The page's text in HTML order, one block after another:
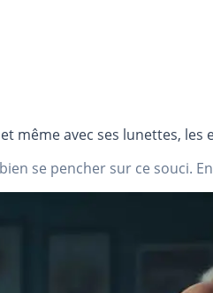
même avec ses lunettes,
se pencher sur ce souci.